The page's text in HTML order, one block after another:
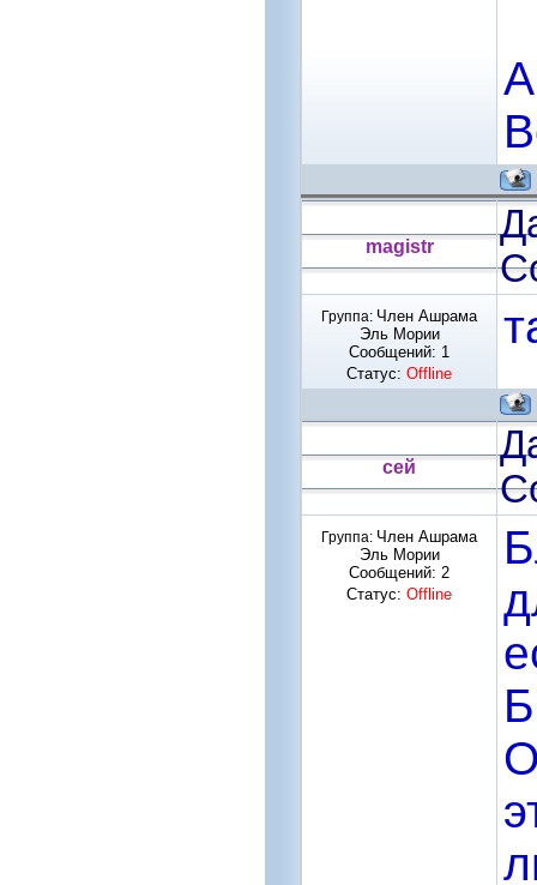
magistr
Группа: Член Ашрама
Эль Мории
Сообщений: 1
Статус: Offline
сей
Группа: Член Ашрама
Эль Мории
Сообщений: 2
Статус: Offline